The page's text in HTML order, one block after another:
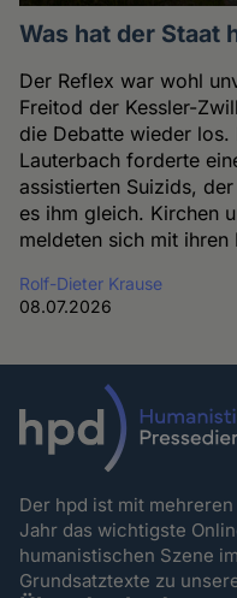
Was hat der Staat
Der Reflex war wohl
Freitod der Kessler-
die Debatte wieder
Lauterbach forderte
assistierten Suizids,
es ihm gleich. Kirchen
meldeten sich mit
Rolf-Dieter Krause
08.07.2026
Der hpd ist mit
Jahr das wichtigste
humanistischen Szene
Grundsatztexte zu